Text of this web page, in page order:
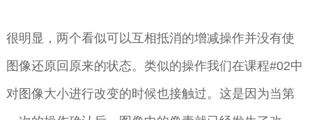
很明显，两个看似可以互相抵消的增减操作并没有使
图像还原回原来的状态。类似的操作我们在课程#02中
对图像大小进行改变的时候也接触过。这是因为当第